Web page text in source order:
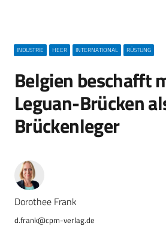
INDUSTRIE HEER INTERNATIONAL RÜSTUNG
Belgien beschafft
Leguan-Brücken
Brückenleger
Dorothee Frank
d.frank@cpm-verlag.de